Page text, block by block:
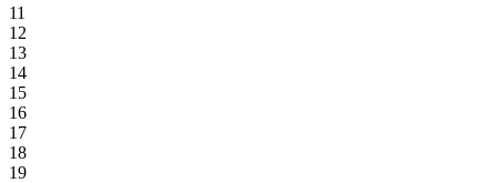
11
12
13
14
15
16
17
18
19